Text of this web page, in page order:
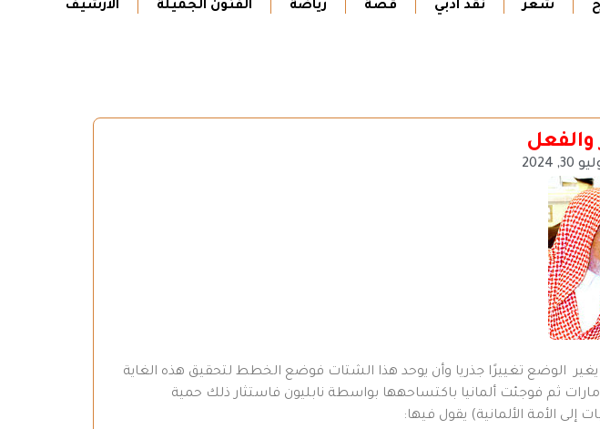
شعر نقد ادبي قصة رياضة الفنون الجميلة الارشيف
والفعل
30, 2024
يغير الوضع تغييرًا جذريا وأن يوحد هذا الشتات فوضع الخطط لتحقيق هذه الغاية
ثم فوجئت ألمانيا باكتساحهها بواسطة نابليون فاستثار ذلك حمية
الأمة الألمانية) يقول فيها: